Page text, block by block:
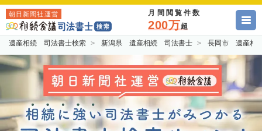
朝日新聞社運営 月間閲覧件数
200万超
遺産相続 司法書士検索 新潟県 遺産相続 司法書士 長岡市 遺産相